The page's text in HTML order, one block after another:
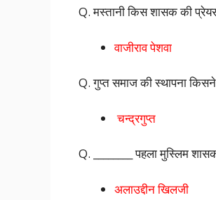
Q. मस्तानी किस शासक की
वाजीराव पेशवा
Q. गुप्त समाज की स्थापना
चन्द्रगुप्त
Q. ________ पहला मुस्लिम
अलाउद्दीन खिलजी